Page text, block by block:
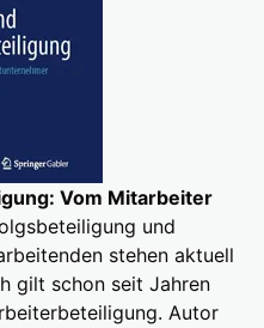
Vom Mitarbeiter
und
stehen aktuell
gilt schon seit Jahren
Autor